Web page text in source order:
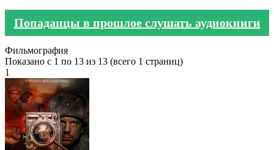
Попаданцы в прошлое слушать аудиокниги
Фильмография
Показано с 1 по 13 из 13 (всего 1 страниц)
1